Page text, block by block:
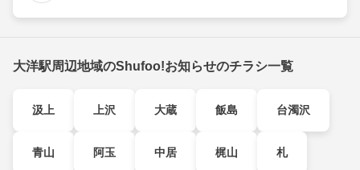
大洋駅周辺地域のShufoo!お知らせのチラシ一覧
汲上 上沢 大蔵 飯島 台濁沢
青山 阿玉 中居 梶山 札